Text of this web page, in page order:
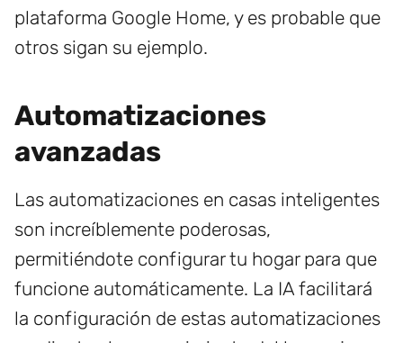
plataforma Google Home, y es probable que
otros sigan su ejemplo.
Automatizaciones
avanzadas
Las automatizaciones en casas inteligentes
son increíblemente poderosas,
permitiéndote configurar tu hogar para que
funcione automáticamente. La IA facilitará
la configuración de estas automatizaciones